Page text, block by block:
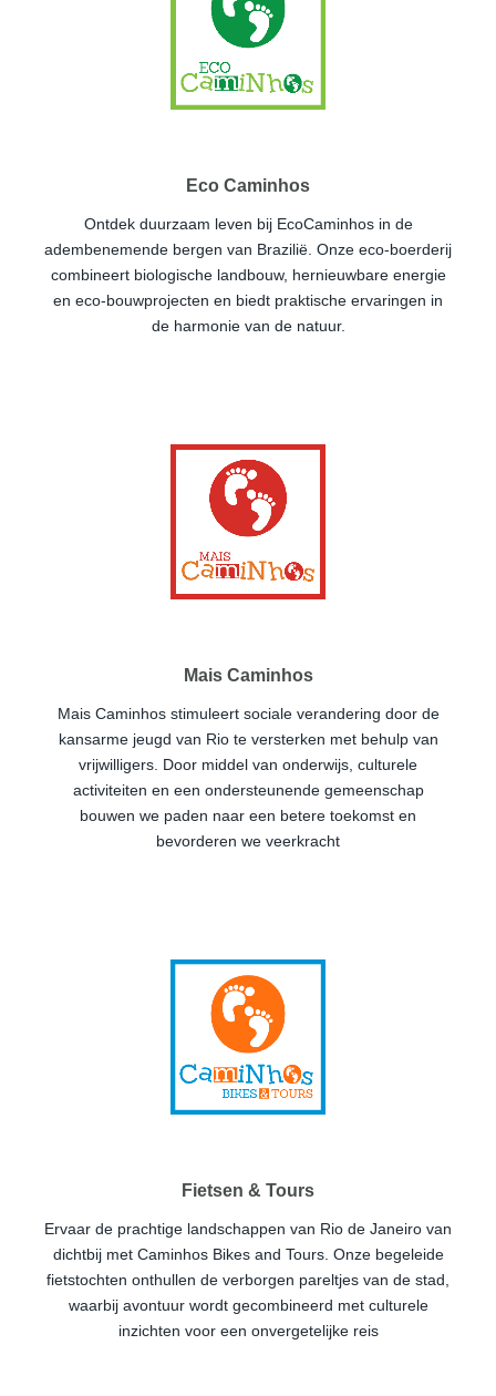
Eco Caminhos
Ontdek duurzaam leven bij EcoCaminhos in de
adembenemende bergen van Brazilië. Onze eco-boerderij
combineert biologische landbouw, hernieuwbare energie
en eco-bouwprojecten en biedt praktische ervaringen in
de harmonie van de natuur.
Mais Caminhos
Mais Caminhos stimuleert sociale verandering door de
kansarme jeugd van Rio te versterken met behulp van
vrijwilligers. Door middel van onderwijs, culturele
activiteiten en een ondersteunende gemeenschap
bouwen we paden naar een betere toekomst en
bevorderen we veerkracht
Fietsen & Tours
Ervaar de prachtige landschappen van Rio de Janeiro van
dichtbij met Caminhos Bikes and Tours. Onze begeleide
fietstochten onthullen de verborgen pareltjes van de stad,
waarbij avontuur wordt gecombineerd met culturele
inzichten voor een onvergetelijke reis